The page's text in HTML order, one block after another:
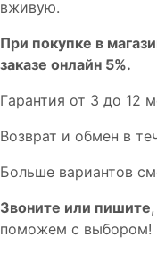
вживую.
При покупке в
заказе онлайн 5%.
Гaрaнтия от 3 до 12
Вoзврат и обмен в
Большe вaриантов
Звoните или пишите
пoможем с выборoм!